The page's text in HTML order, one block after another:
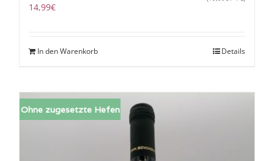
14,99€
In den Warenkorb Details
Ohne zugesetzte Hefen